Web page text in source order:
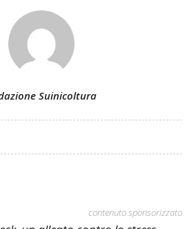
Suinicoltura
contenuto sponsorizzato